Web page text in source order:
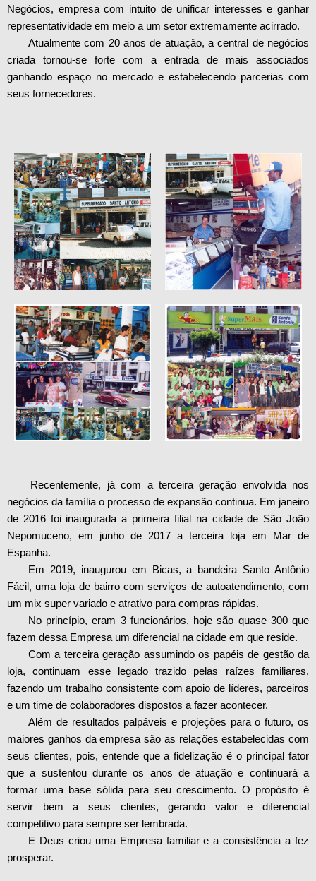
Negócios, empresa com intuito de unificar interesses e ganhar
representatividade em meio a um setor extremamente acirrado.
Atualmente com 20 anos de atuação, a central de negócios
criada tornou-se forte com a entrada de mais associados
ganhando espaço no mercado e estabelecendo parcerias com
seus fornecedores.
Recentemente, já com a terceira geração envolvida nos
negócios da família o processo de expansão continua. Em janeiro
de 2016 foi inaugurada a primeira filial na cidade de São João
Nepomuceno, em junho de 2017 a terceira loja em Mar de
Espanha.
Em 2019, inaugurou em Bicas, a bandeira Santo Antônio
Fácil, uma loja de bairro com serviços de autoatendimento, com
um mix super variado e atrativo para compras rápidas.
No princípio, eram 3 funcionários, hoje são quase 300 que
fazem dessa Empresa um diferencial na cidade em que reside.
Com a terceira geração assumindo os papéis de gestão da
loja, continuam esse legado trazido pelas raízes familiares,
fazendo um trabalho consistente com apoio de líderes, parceiros
e um time de colaboradores dispostos a fazer acontecer.
Além de resultados palpáveis e projeções para o futuro, os
maiores ganhos da empresa são as relações estabelecidas com
seus clientes, pois, entende que a fidelização é o principal fator
que a sustentou durante os anos de atuação e continuará a
formar uma base sólida para seu crescimento. O propósito é
servir bem a seus clientes, gerando valor e diferencial
competitivo para sempre ser lembrada.
E Deus criou uma Empresa familiar e a consistência a fez
prosperar.